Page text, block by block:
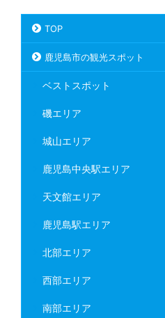
TOP
鹿児島市の観光スポット
ベストスポット
磯エリア
城山エリア
鹿児島中央駅エリア
天文館エリア
鹿児島駅エリア
北部エリア
西部エリア
南部エリア